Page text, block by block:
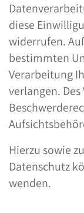
diese
widerrufen.
bestimmten
Verarbeitung
verlangen.
Hierzu sowie
Datenschutz
wenden.